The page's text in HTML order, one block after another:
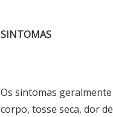
SINTOMAS
Os sintomas
corpo, tosse seca, dor